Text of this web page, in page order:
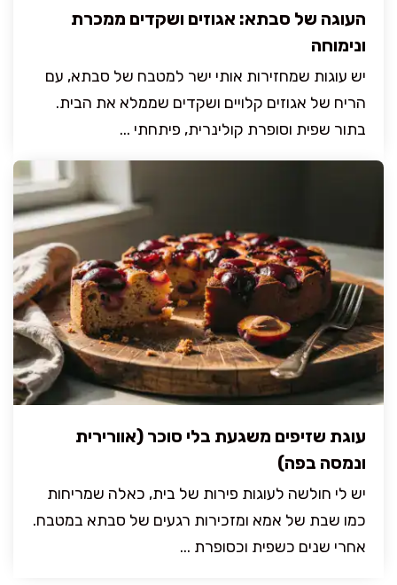
העוגה של סבתא: אגוזים ושקדים ממכרת
ונימוחה
יש עוגות שמחזירות אותי ישר למטבח של סבתא, עם
הריח של אגוזים קלויים ושקדים שממלא את הבית.
בתור שפית וסופרת קולינרית, פיתחתי ...
עוגת שזיפים משגעת בלי סוכר (אוורירית
ונמסה בפה)
יש לי חולשה לעוגות פירות של בית, כאלה שמריחות
כמו שבת של אמא ומזכירות רגעים של סבתא במטבח.
אחרי שנים כשפית וכסופרת ...